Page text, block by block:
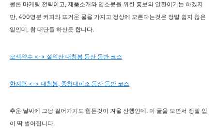
물론 마케팅 전략이고, 제품소개와 입소문을 위한 홍보의 일환이기는 하겠지
만, 400명분 커피와 뜨거운 물을 가지고 정상에 오른다는것은 정말 쉽지 않은
일인데, 참 대단들 하신듯 합니다.
오색약수 <-> 설악산 대청봉 등산 등반 코스
한계령 <-> 대청봉, 중청대피소 등산 등반 코스
추운 날씨에 그냥 걸어가기도 힘든것이 겨울 산행인데, 이 글을 보면서 정말 입
이 딱 벌어집니다.